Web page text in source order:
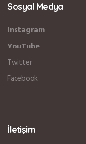
Sosyal Medya
Instagram
YouTube
Twitter
Facebook
İletişim